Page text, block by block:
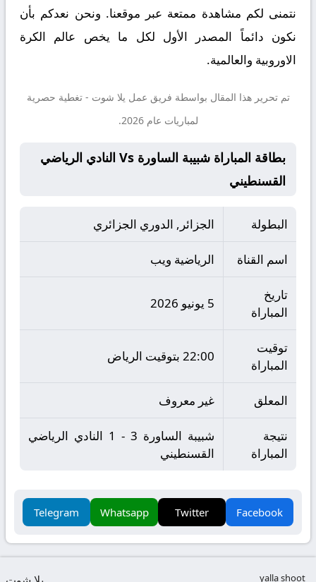
نتمنى لكم مشاهدة ممتعة عبر موقعنا. ونحن نعدكم بأن
نكون دائماً المصدر الأول لكل ما يخص عالم الكرة
الاوروبية والعالمية.
تم تحرير هذا المقال بواسطة فريق عمل يلا شوت - تغطية حصرية
لمباريات عام 2026.
بطاقة المباراة شبيبة الساورة Vs النادي الرياضي
القسنطيني
البطولة الجزائر, الدوري الجزائري
اسم القناة الرياضية ويب
تاريخ
المباراة
5 يونيو 2026
توقيت
المباراة
22:00 بتوقيت الرياض
المعلق غير معروف
نتيجة
المباراة
شبيبة الساورة 3 - 1 النادي الرياضي
القسنطيني
Facebook
Twitter
Whatsapp
Telegram
yalla shoot